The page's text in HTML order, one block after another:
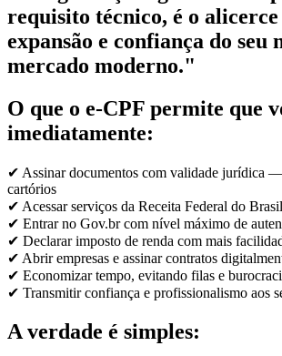
requisito técnico, é o
expansão e confiança do seu
mercado moderno."
O que o e-CPF permite que
imediatamente:
✔ Assinar documentos com validade jurídica
cartórios
✔ Acessar serviços da Receita Federal do
✔ Entrar no Gov.br com nível máximo de
✔ Declarar imposto de renda com mais
✔ Abrir empresas e assinar contratos
✔ Economizar tempo, evitando filas e
✔ Transmitir confiança e profissionalismo aos
A verdade é simples: